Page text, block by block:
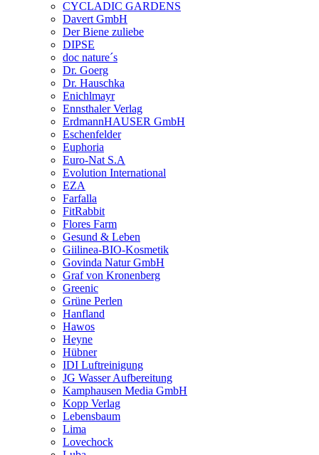
CYCLADIC GARDENS
Davert GmbH
Der Biene zuliebe
DIPSE
doc nature´s
Dr. Goerg
Dr. Hauschka
Enichlmayr
Ennsthaler Verlag
ErdmannHAUSER GmbH
Eschenfelder
Euphoria
Euro-Nat S.A
Evolution International
EZA
Farfalla
FitRabbit
Flores Farm
Gesund & Leben
Giilinea-BIO-Kosmetik
Govinda Natur GmbH
Graf von Kronenberg
Greenic
Grüne Perlen
Hanfland
Hawos
Heyne
Hübner
IDI Luftreinigung
JG Wasser Aufbereitung
Kamphausen Media GmbH
Kopp Verlag
Lebensbaum
Lima
Lovechock